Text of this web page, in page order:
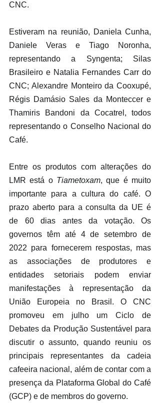
CNC.
Estiveram na reunião, Daniela Cunha,
Daniele Veras e Tiago Noronha,
representando a Syngenta; Silas
Brasileiro e Natalia Fernandes Carr do
CNC; Alexandre Monteiro da Cooxupé,
Régis Damásio Sales da Monteccer e
Thamiris Bandoni da Cocatrel, todos
representando o Conselho Nacional do
Café.
Entre os produtos com alterações do
LMR está o Tiametoxam, que é muito
importante para a cultura do café. O
prazo aberto para a consulta da UE é
de 60 dias antes da votação. Os
governos têm até 4 de setembro de
2022 para fornecerem respostas, mas
as associações de produtores e
entidades setoriais podem enviar
manifestações à representação da
União Europeia no Brasil. O CNC
promoveu em julho um Ciclo de
Debates da Produção Sustentável para
discutir o assunto, quando reuniu os
principais representantes da cadeia
cafeeira nacional, além de contar com a
presença da Plataforma Global do Café
(GCP) e de membros do governo.